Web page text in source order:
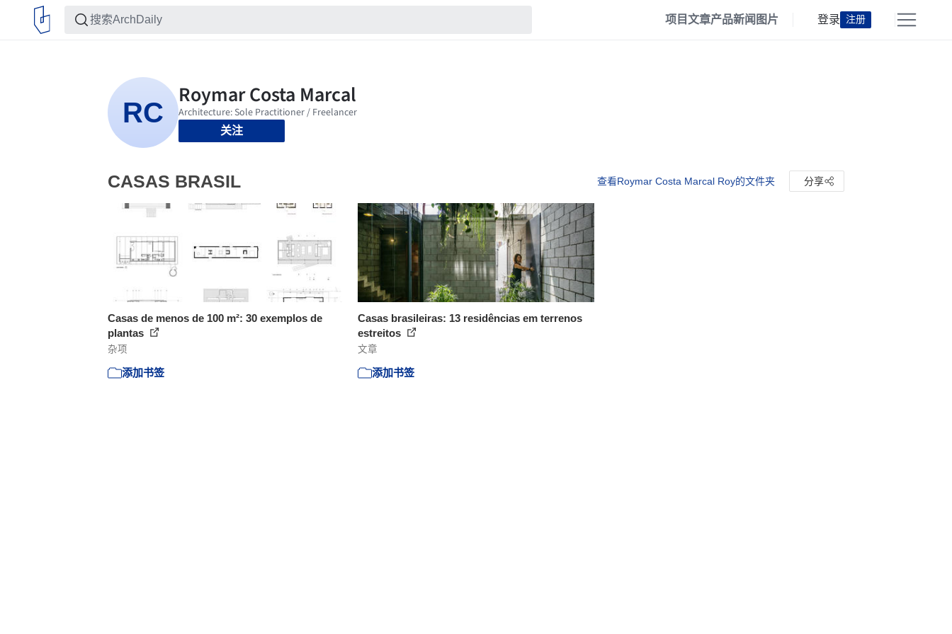
项目文章产品新闻 图片 登录 注册
关注
CASAS BRASIL 查看Roymar Costa Marcal Roy的文件夹 分享
Casas de menos de 100 m²: 30 exemplos de
plantas
杂项
添加书签
Casas brasileiras: 13 residências em terrenos
estreitos
文章
添加书签